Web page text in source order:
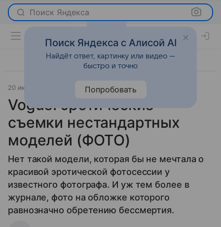
Поиск Яндекса
20 июня 2012 Отношения
Vogue: эротические
съемки нестандартных
моделей (ФОТО)
Нет такой модели, которая бы не мечтала о
красивой эротической фотосессии у
известного фотографа. И уж тем более в
журнале, фото на обложке которого
равнозначно обретению бессмертия.
Поиск Яндекса с Алисой AI
Найдёт ответ, картинку или видео —
быстро и точно
Попробовать